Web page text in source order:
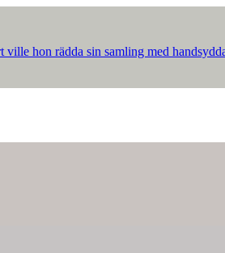
hon rädda sin samling med